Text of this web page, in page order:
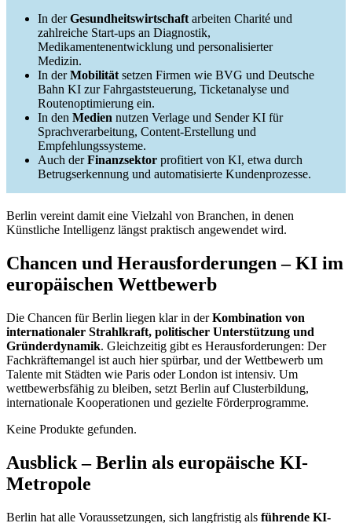
In derGesundheitswirtschaft arbeiten Charité und
zahlreiche Start-ups an Diagnostik,
Medikamentenentwicklung und personalisierter
Medizin.
In derMobilität setzen Firmen wie BVG und Deutsche
Bahn KI zur Fahrgaststeuerung, Ticketanalyse und
Routenoptimierung ein.
In den Medien nutzen Verlage und Sender KI für
Sprachverarbeitung, Content-Erstellung und
Empfehlungssysteme.
Auch derFinanzsektor profitiert von KI, etwa durch
Betrugserkennung und automatisierte Kundenprozesse.
Berlin vereint damit eine Vielzahl von Branchen, in denen
Künstliche Intelligenz längst praktisch angewendet wird.
Chancen und Herausforderungen – KI im
europäischen Wettbewerb
Die Chancen für Berlin liegen klar in derKombination von
internationaler Strahlkraft, politischer Unterstützung und
Gründerdynamik. Gleichzeitig gibt es Herausforderungen: Der
Fachkräftemangel ist auch hier spürbar, und der Wettbewerb um
Talente mit Städten wie Paris oder London ist intensiv. Um
wettbewerbsfähig zu bleiben, setzt Berlin auf Clusterbildung,
internationale Kooperationen und gezielte Förderprogramme.
Keine Produkte gefunden.
Ausblick – Berlin als europäische KI-
Metropole
Berlin hat alle Voraussetzungen, sich langfristig als führende KI-